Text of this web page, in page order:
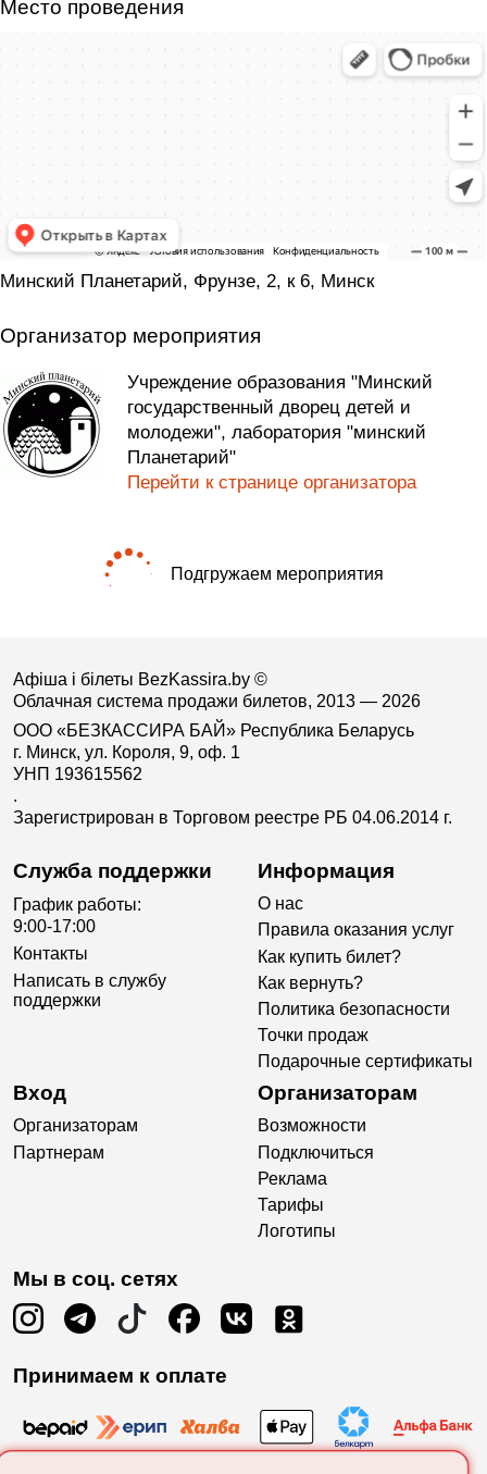
Место проведения
Минский Планетарий, Фрунзе, 2, к 6, Минск
Организатор мероприятия
Учреждение образования "Минский
государственный дворец детей и
молодежи", лаборатория "минский
Планетарий"
Перейти к странице организатора
Подгружаем мероприятия
Афіша і білеты BezKassira.by ©
Облачная система продажи билетов, 2013 — 2026
ООО «БЕЗКАССИРА БАЙ» Республика Беларусь
г. Минск, ул. Короля, 9, оф. 1
УНП 193615562
.
Зарегистрирован в Торговом реестре РБ 04.06.2014 г.
Служба поддержки
График работы:
9:00-17:00
Контакты
Написать в службу
поддержки
Информация
О нас
Правила оказания услуг
Как купить билет?
Как вернуть?
Политика безопасности
Точки продаж
Подарочные сертификаты
Вход
Организаторам
Партнерам
Организаторам
Возможности
Подключиться
Реклама
Тарифы
Логотипы
Мы в соц. сетях
Принимаем к оплате